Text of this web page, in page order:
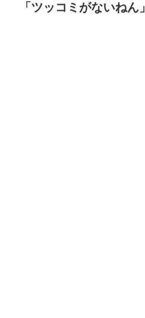
「ツッコミがないねん」